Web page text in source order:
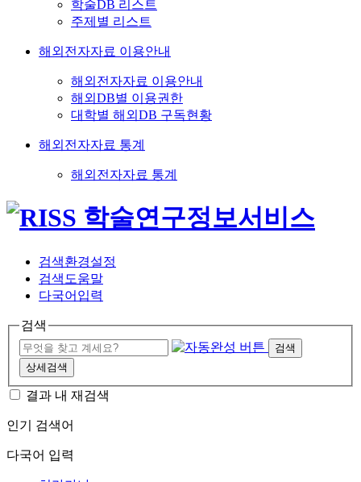
학술DB 리스트
주제별 리스트
해외전자자료 이용안내
해외전자자료 이용안내
해외DB별 이용권한
대학별 해외DB 구독현황
해외전자자료 통계
해외전자자료 통계
검색환경설정
검색도움말
다국어입력
검색
검색
상세검색
결과 내 재검색
인기 검색어
다국어 입력